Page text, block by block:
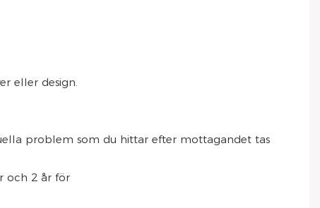
eller design.
problem som du hittar efter mottagandet tas
och 2 år för